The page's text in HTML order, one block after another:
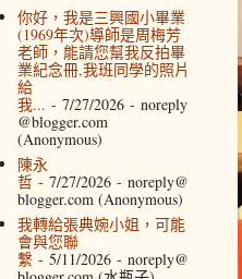
你好，我是三興國小畢業
(1969年次)導師是周梅芳
老師，能請您幫我反拍畢
業紀念冊,我班同學的照片
給
我... - 7/27/2026- noreply
@blogger.com
(Anonymous)
陳永
哲- 7/27/2026- noreply@
blogger.com (Anonymous)
我轉給張典婉小姐，可能
會與您聯
繫- 5/11/2026- noreply@